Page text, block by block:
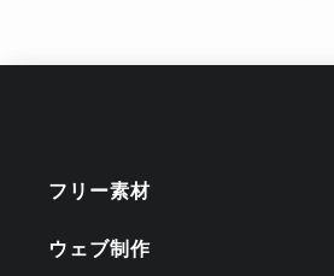
フリー素材
ウェブ制作